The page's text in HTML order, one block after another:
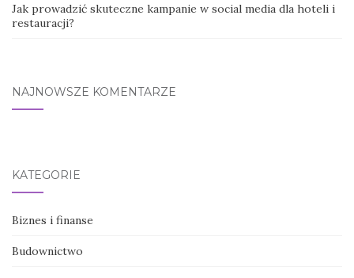
Jak prowadzić skuteczne kampanie w social media dla hoteli i
restauracji?
NAJNOWSZE KOMENTARZE
KATEGORIE
Biznes i finanse
Budownictwo